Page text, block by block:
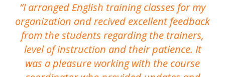
I arranged English training classes for my
organization and recived excellent feedback
from the students regarding the trainers,
level of instruction and their patience. It
was a pleasure working with the course